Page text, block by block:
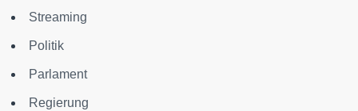
Streaming
Politik
Parlament
Regierung